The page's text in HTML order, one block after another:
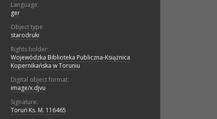
Language:
ger
Object type:
starodruki
Rights holder:
Wojewódzka Biblioteka Publiczna-Książnica
Kopernikańska w Toruniu
Digital object format:
image/x.djvu
Signature:
Toruń Ks. M. 116465